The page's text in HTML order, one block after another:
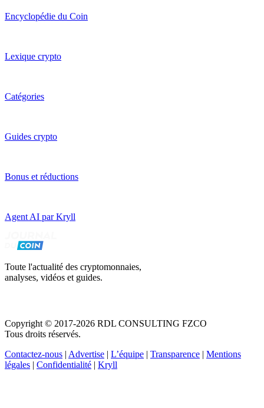
Encyclopédie du Coin
Lexique crypto
Catégories
Guides crypto
Bonus et réductions
Agent AI par Kryll
Toute l'actualité des cryptomonnaies,
analyses, vidéos et guides.
Copyright © 2017-2026 RDL CONSULTING FZCO
Tous droits réservés.
Contactez-nous | Advertise | L’équipe | Transparence | Mentions
légales | Confidentialité | Kryll